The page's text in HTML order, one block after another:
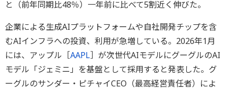
と（前年同期比48％）一年前に比べて5割近く伸びた。
企業による生成AIプラットフォームや自社開発チップを含
むAIインフラへの投資、利用が急増している。2026年1月
には、アップル［AAPL］が次世代AIモデルにグーグルのAI
モデル「ジェミニ」を基盤として採用すると発表した。グ
ーグルのサンダー・ピチャイCEO（最高経営責任者）によ